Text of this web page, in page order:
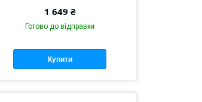
1 649 ₴
Готово до відправки
Купити